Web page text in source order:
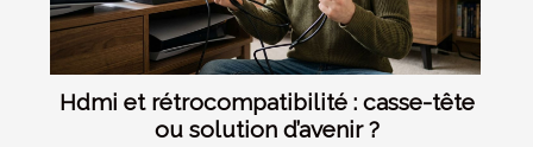
Hdmi et rétrocompatibilité : casse-tête
ou solution d’avenir ?